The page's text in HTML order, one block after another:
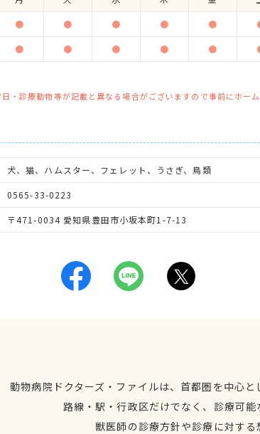
● ● ● ● ●
● ● ● ● ●
・診療動物等が記載と異なる場合がございますので事前にホーム
犬、猫、ハムスター、フェレット、うさぎ、鳥類
0565-33-0223
〒471-0034 愛知県豊田市小坂本町1-7-13
動物病院ドクターズ・ファイルは、首都圏を中心
路線・駅・行政区だけでなく、診療可能
獣医師の診療方針や診療に対する